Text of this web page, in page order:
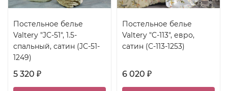
Постельное белье
Valtery "JC-51", 1.5-
спальный, сатин (JC-51-
1249)
5 320 ₽
Постельное белье
Valtery "C-113", евро,
сатин (C-113-1253)
6 020 ₽